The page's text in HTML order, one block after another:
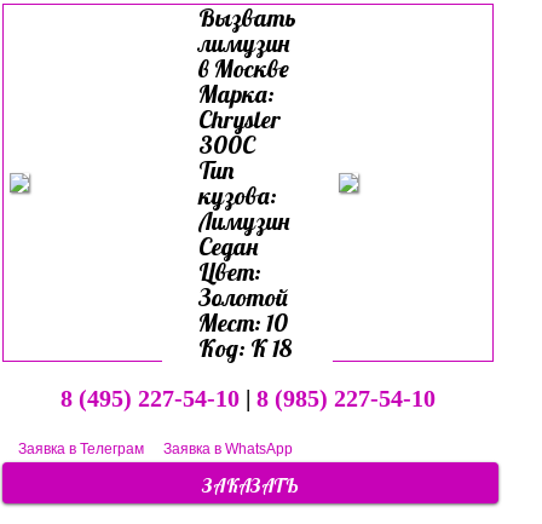
Вызвать
лимузин
в Москве
Марка:
Chrysler
300C
Тип
кузова:
Лимузин
Седан
Цвет:
Золотой
Мест: 10
Код: К 18
8 (495) 227-54-10 | 8 (985) 227-54-10
Заявка в Телеграм Заявка в WhatsApp
ЗАКАЗАТЬ